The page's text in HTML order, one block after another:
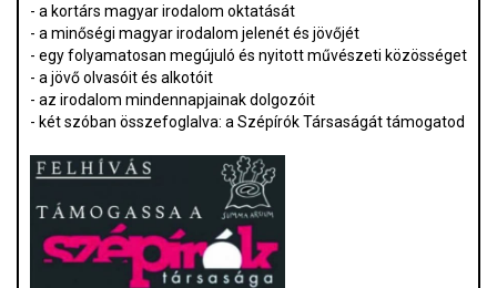
- a kortárs magyar irodalom oktatását
- a minőségi magyar irodalom jelenét és jövőjét
- egy folyamatosan megújuló és nyitott művészeti közösséget
- a jövő olvasóit és alkotóit
- az irodalom mindennapjainak dolgozóit
- két szóban összefoglalva: a Szépírók Társaságát támogatod